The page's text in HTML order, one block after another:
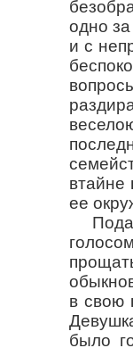
одно
и с
ее
в свою
было